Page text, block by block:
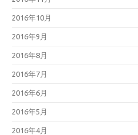
2016年10月
2016年9月
2016年8月
2016年7月
2016年6月
2016年5月
2016年4月